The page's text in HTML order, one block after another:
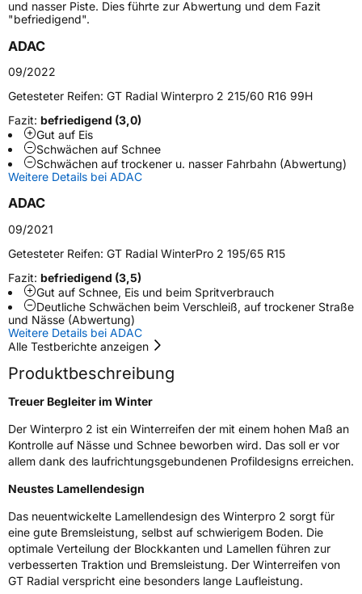
Generelle Merkmale
Fahrzeugtyp
Verwendung
ModellnameWinterpro 2
FahrzeugartPKW & SUV
Weitere Eigenschaften
Schlauchtyp
Neureifen
M+SJa
EU Label
EffizienzD
Rollgeräusch (Klasse) B
Rollgeräusch (dB)69
FahrzeugklasseC1
3PMSF / Schneeflockensymbol / Alpine-SymbolJa
EisgripNein
und nasser Piste. Dies führte zur Abwertung und dem Fazit
"befriedigend".
ADAC
09/2022
Getesteter Reifen: GT Radial Winterpro 2 215/60 R16 99H
Fazit: befriedigend (3,0)
Gut auf Eis
Schwächen auf Schnee
Schwächen auf trockener u. nasser Fahrbahn (Abwertung)
Weitere Details bei ADAC
ADAC
09/2021
Getesteter Reifen: GT Radial WinterPro 2 195/65 R15
Fazit: befriedigend (3,5)
Gut auf Schnee, Eis und beim Spritverbrauch
Deutliche Schwächen beim Verschleiß, auf trockener Straße
und Nässe (Abwertung)
Weitere Details bei ADAC
Alle Testberichte anzeigen
Produktbeschreibung
Treuer Begleiter im Winter
Der Winterpro 2 ist ein Winterreifen der mit einem hohen Maß an
Kontrolle auf Nässe und Schnee beworben wird. Das soll er vor
allem dank des laufrichtungsgebundenen Profildesigns erreichen.
Neustes Lamellendesign
Das neuentwickelte Lamellendesign des Winterpro 2 sorgt für
eine gute Bremsleistung, selbst auf schwierigem Boden. Die
optimale Verteilung der Blockkanten und Lamellen führen zur
verbesserten Traktion und Bremsleistung. Der Winterreifen von
GT Radial verspricht eine besonders lange Laufleistung.